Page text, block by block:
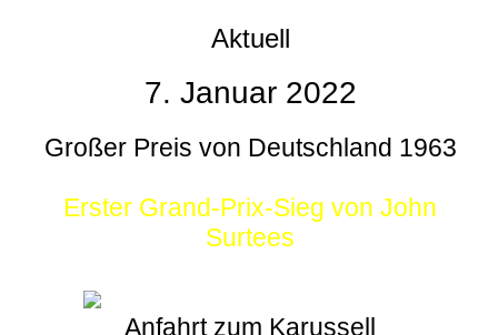
Aktuell
7. Januar 2022
Großer Preis von Deutschland 1963
Erster Grand-Prix-Sieg von John
Surtees
Anfahrt zum Karussell